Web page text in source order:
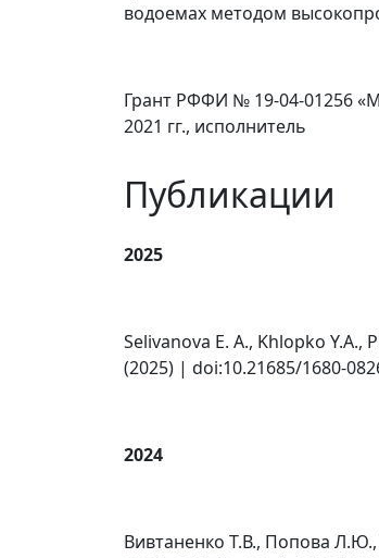
водоемах методом
Грант РФФИ № 19-04-01256
2021 гг., исполнитель
Публикации
2025
Selivanova E. A., Khlopko
(2025) | doi:10.21685/1680-
2024
Вивтаненко Т.В., Попова